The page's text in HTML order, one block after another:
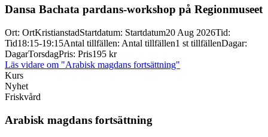
Dansa Bachata pardans-workshop på Regionmuseet
Ort: OrtKristianstadStartdatum: Startdatum20 Aug 2026Tid:
Tid18:15-19:15Antal tillfällen: Antal tillfällen1 st tillfällenDagar:
DagarTorsdagPris: Pris195 kr
Läs vidare om "Arabisk magdans fortsättning"
Kurs
Nyhet
Friskvård
Arabisk magdans fortsättning